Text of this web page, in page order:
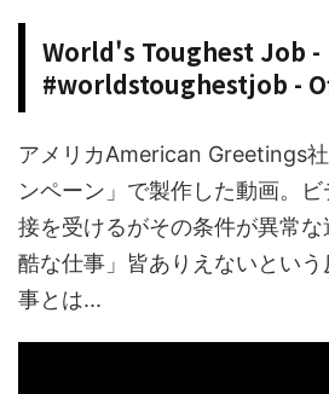
World's Toughest Job -
#worldstoughestjob -
アメリカAmerican Greetings
ンペーン」で製作した動画。
接を受けるがその条件が異常
酷な仕事」皆ありえないとい
事とは...